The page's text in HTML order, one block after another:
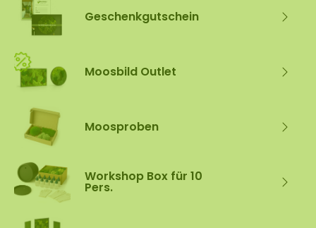
Geschenkgutschein
Moosbild Outlet
Moosproben
Workshop Box für 10
Pers.